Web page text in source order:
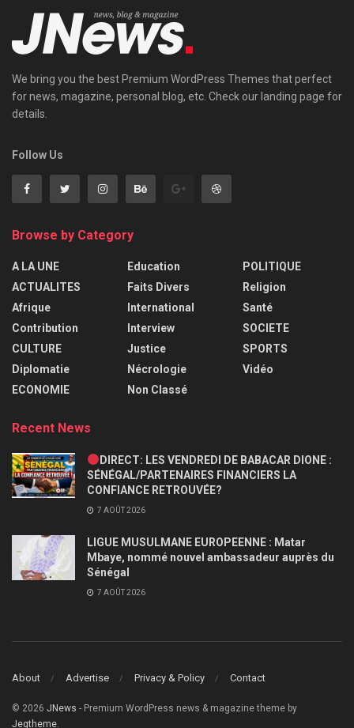
We bring you the best Premium WordPress Themes that perfect
for news, magazine, personal blog, etc. Check our landing page for
details.
Follow Us
Browse by Category
A LA UNE
ACTUALITES
Afrique
Contribution
CULTURE
Diplomatie
ECONOMIE
Education
Faits Divers
International
Interview
Justice
Nécrologie
Non Classé
POLITIQUE
Religion
Santé
SOCIETE
SPORTS
Vidéo
Recent News
DIRECT: LES VENDREDI DE BABACAR DIONE :
SÉNÉGAL/PARTENAIRES FINANCIERS LA
CONFIANCE RETROUVÉE?
7 AOÛT 2026
LIGUE MUSULMANE EUROPEENNE : Matar
Mbaye, nommé nouvel ambassadeur auprès du
Sénégal
7 AOÛT 2026
About Advertise Privacy & Policy Contact
© 2026 JNews - Premium WordPress news & magazine theme by
Jegtheme